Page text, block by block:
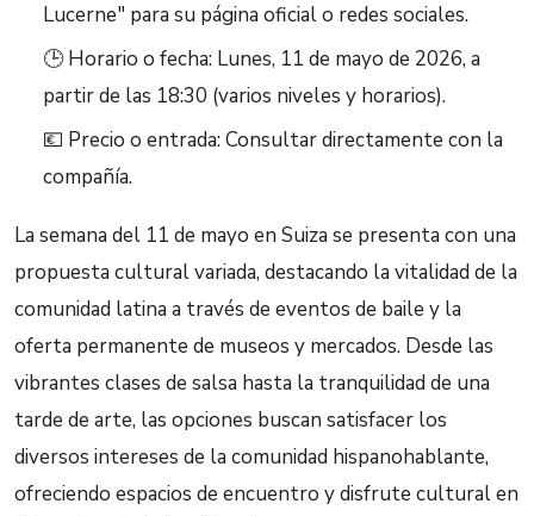
Lucerne" para su página oficial o redes sociales.
🕒 Horario o fecha: Lunes, 11 de mayo de 2026, a
partir de las 18:30 (varios niveles y horarios).
💶 Precio o entrada: Consultar directamente con la
compañía.
La semana del 11 de mayo en Suiza se presenta con una
propuesta cultural variada, destacando la vitalidad de la
comunidad latina a través de eventos de baile y la
oferta permanente de museos y mercados. Desde las
vibrantes clases de salsa hasta la tranquilidad de una
tarde de arte, las opciones buscan satisfacer los
diversos intereses de la comunidad hispanohablante,
ofreciendo espacios de encuentro y disfrute cultural en